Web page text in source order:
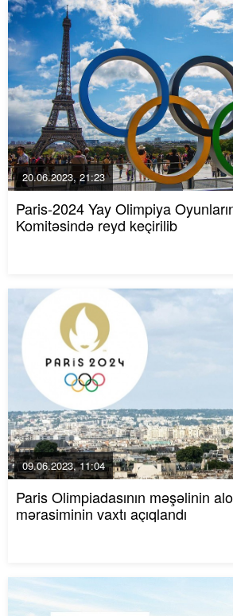
20.06.2023, 21:23
Paris-2024 Yay Olimpiya
Komitəsində reyd keçirilib
09.06.2023, 11:04
Paris Olimpiadasının məşəlinin
mərasiminin vaxtı açıqlandı